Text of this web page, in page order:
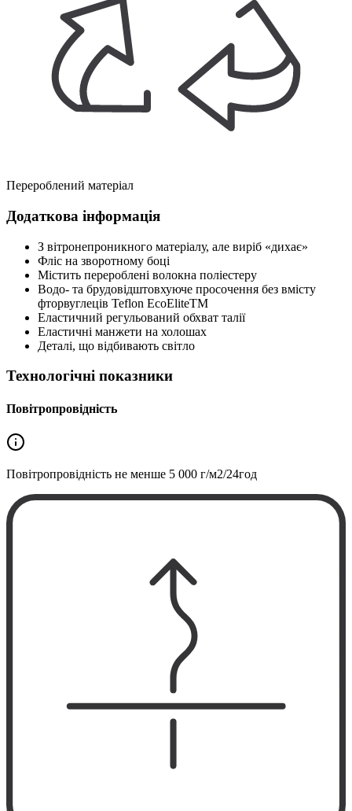
Перероблений матеріал
Додаткова інформація
З вітронепроникного матеріалу, але виріб «дихає»
Фліс на зворотному боці
Містить перероблені волокна поліестеру
Водо- та брудовідштовхуюче просочення без вмісту
фторвуглеців Teflon EcoEliteTM
Еластичний регульований обхват талії
Еластичні манжети на холошах
Деталі, що відбивають світло
Технологічні показники
Повітропровідність
Повітропровідність не менше 5 000 г/м2/24год